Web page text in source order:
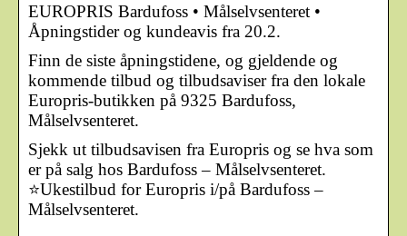
EUROPRIS Bardufoss • Målselvsenteret •
Åpningstider og kundeavis fra 20.2.
Finn de siste åpningstidene, og gjeldende og
kommende tilbud og tilbudsaviser fra den lokale
Europris-butikken på 9325 Bardufoss,
Målselvsenteret.
Sjekk ut tilbudsavisen fra Europris og se hva som
er på salg hos Bardufoss – Målselvsenteret.
⭐Ukestilbud for Europris i/på Bardufoss –
Målselvsenteret.